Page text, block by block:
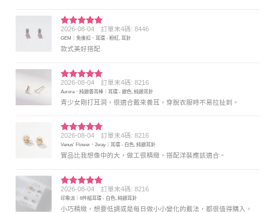
評分5 滿
分 5
2026-08-04 訂單末4碼: 8446
GEM｜免後扣．耳環 - 粉紅, 耳針
款式美好搭配
評分5滿
分 5
2026-08-04 訂單末4碼: 8216
Aurora．純銀養耳棒｜耳環 - 銀色, 純銀耳針
青少女剛打耳洞，很適合戴來養耳，穿脫衣服時不易拉扯到。
評分5 滿
分 5
2026-08-04 訂單末4碼: 8216
Venus' Flower．2way｜耳環 - 白色, 純銀耳針
實品比我想像中的大，做工很精緻，搭配洋裝應該適合。
評分5 滿
分 5
2026-08-04 訂單末4碼: 8216
印象派｜6件組耳環 - 白色, 純銀耳針
小巧精緻，想要低調或是每日做小小變化的戴法，都很值得購入。